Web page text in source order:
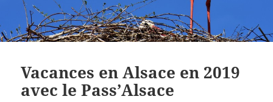
Vacances en Alsace en 2019
avec le Pass’Alsace